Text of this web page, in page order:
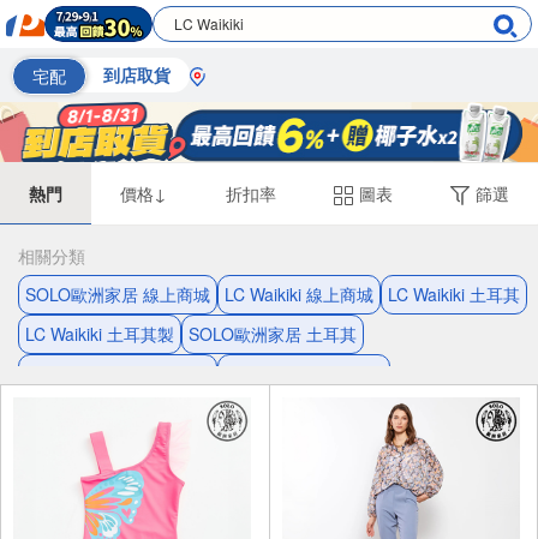
宅配 到店取貨
熱門 價格↓ 折扣率 圖表 篩選
相關分類
SOLO歐洲家居 線上商城
LC Waikiki 線上商城
LC Waikiki 土耳其
LC Waikiki 土耳其製
SOLO歐洲家居 土耳其
純棉 童裝